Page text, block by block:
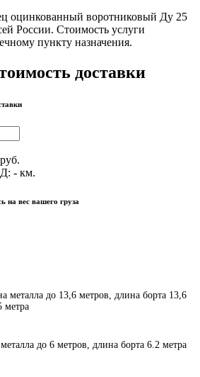
оцинкованный воротниковый Ду 25
России. Стоимость услуги
пункту назначения.
доставки
руб.
- км.
на вес вашего груза
металла до 13,6 метров, длина борта 13,6
метра
до 6 метров, длина борта 6.2 метра